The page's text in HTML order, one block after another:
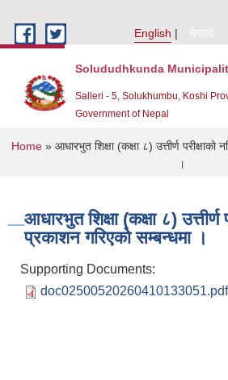
English
नेपाली
Solududhkunda
Salleri - 5, Solukhumbu, Koshi
Government of Nepal
You are here
Home» आधारभुत शिक्षा (कक्षा ८) उत्तीर्ण परीक्षाको
।
आधारभुत शिक्षा (कक्षा ८) उत्तीर्ण
प्रकाशन गरिएको सम्बन्धमा ।
Supporting Documents:
doc02500520260410133051.pdf